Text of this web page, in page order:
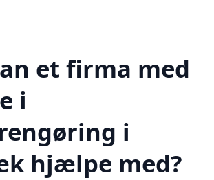
et firma med
i
i
hjælpe med?